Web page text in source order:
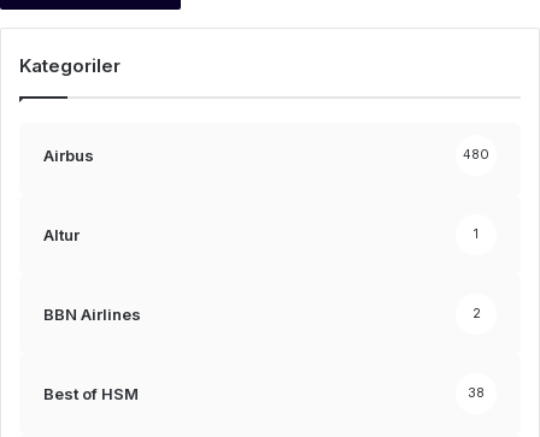
Kategoriler
Airbus 480
Altur 1
BBN Airlines 2
Best of HSM 38